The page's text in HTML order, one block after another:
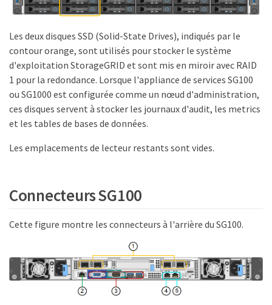
Les deux disques SSD (Solid-State Drives), indiqués par le
contour orange, sont utilisés pour stocker le système
d'exploitation StorageGRID et sont mis en miroir avec RAID
1 pour la redondance. Lorsque l'appliance de services SG100
ou SG1000 est configurée comme un nœud d'administration,
ces disques servent à stocker les journaux d'audit, les metrics
et les tables de bases de données.
Les emplacements de lecteur restants sont vides.
Connecteurs SG100
Cette figure montre les connecteurs à l'arrière du SG100.